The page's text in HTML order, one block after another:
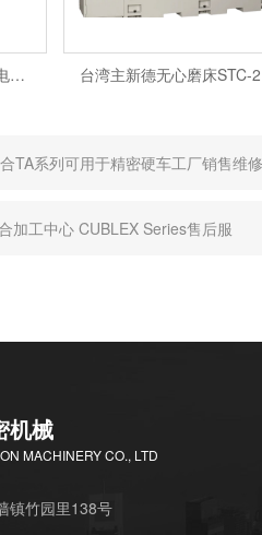
德玛吉车铣复合维修售后电话配件CTX gamma 2000
TA系列可用于精密硬车工厂销售维
加工中心 CUBLEX Series售后服
机械
MACHINERY CO., LTD
镇竹园里138号